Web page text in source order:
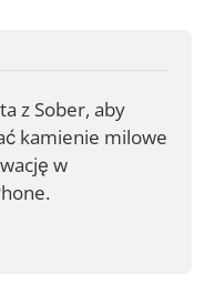
z Sober, aby
kamienie milowe
w